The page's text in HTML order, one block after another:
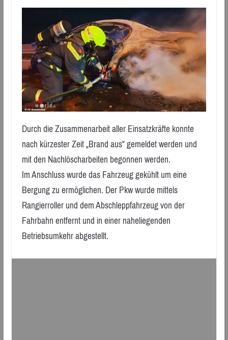
Durch die Zusammenarbeit aller Einsatzkräfte konnte
nach kürzester Zeit „Brand aus“ gemeldet werden und
mit den Nachlöscharbeiten begonnen werden.
Im Anschluss wurde das Fahrzeug gekühlt um eine
Bergung zu ermöglichen. Der Pkw wurde mittels
Rangierroller und dem Abschleppfahrzeug von der
Fahrbahn entfernt und in einer naheliegenden
Betriebsumkehr abgestellt.